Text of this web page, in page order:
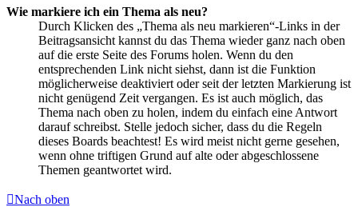
Wie markiere ich ein Thema als neu?
Durch Klicken des „Thema als neu markieren“-Links in der
Beitragsansicht kannst du das Thema wieder ganz nach oben
auf die erste Seite des Forums holen. Wenn du den
entsprechenden Link nicht siehst, dann ist die Funktion
möglicherweise deaktiviert oder seit der letzten Markierung ist
nicht genügend Zeit vergangen. Es ist auch möglich, das
Thema nach oben zu holen, indem du einfach eine Antwort
darauf schreibst. Stelle jedoch sicher, dass du die Regeln
dieses Boards beachtest! Es wird meist nicht gerne gesehen,
wenn ohne triftigen Grund auf alte oder abgeschlossene
Themen geantwortet wird.
Nach oben